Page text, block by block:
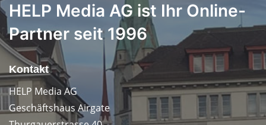
HELP Media AG ist Ihr Online-
Partner seit 1996
Kontakt
HELP Media AG
Geschäftshaus Airgate